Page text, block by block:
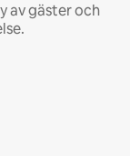
av gäster och